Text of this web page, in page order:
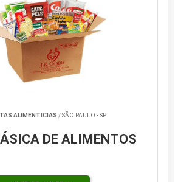
ALIMENTICIAS / SÃO PAULO - SP
DE ALIMENTOS